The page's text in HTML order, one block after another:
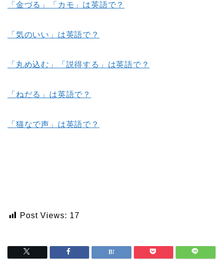
「金づる」「カモ」は英語で？
「気のいい」は英語で？
「丸め込む」「説得する」は英語で？
「ねだる」は英語で？
「猫なで声」は英語で？
Post Views: 17